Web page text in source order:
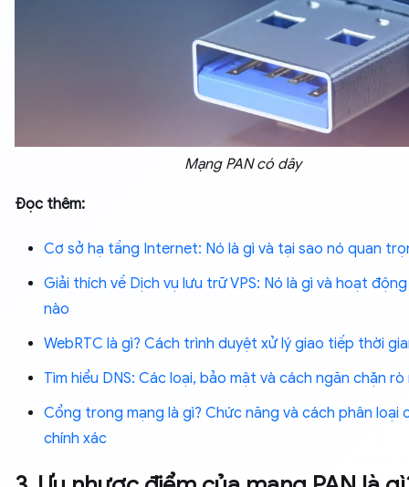
Mạng PAN có dây
Đọc thêm:
Cơ sở hạ tầng Internet: Nó là gì và tại sao nó quan
Giải thích về Dịch vụ lưu trữ VPS: Nó là gì và hoạt
nào
WebRTC là gì? Cách trình duyệt xử lý giao tiếp thời
Tìm hiểu DNS: Các loại, bảo mật và cách ngăn chặn rò
Cổng trong mạng là gì? Chức năng và cách phân loại
chính xác